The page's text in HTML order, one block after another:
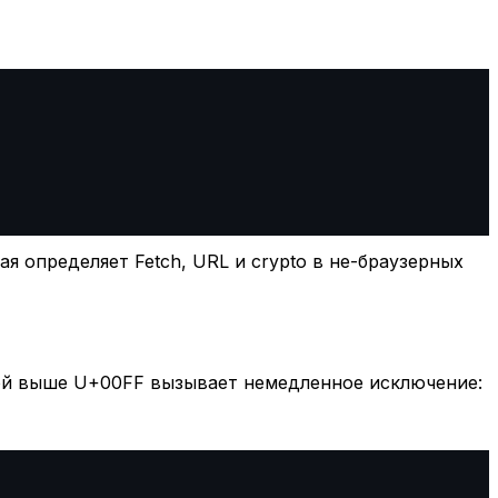
определяет Fetch, URL и crypto в не-браузерных
выше U+00FF вызывает немедленное исключение: